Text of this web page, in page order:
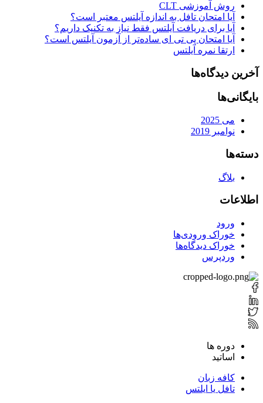
روش آموزشی CLT
آیا امتحان تافل به اندازه آیلتس معتبر است؟
آیا برای دریافت آیلتس فقط نیاز به تکنیک داریم؟
آیا امتحان پی تی ای ساده‌تر از آزمون آیلتس است؟
ارتقا نمره آیلتس
آخرین دیدگاه‌ها
بایگانی‌ها
می 2025
نوامبر 2019
دسته‌ها
بلاگ
اطلاعات
ورود
خوراک ورودی‌ها
خوراک دیدگاه‌ها
وردپرس
دوره ها
اساتید
کافه زبان
تافل یا ایلتس